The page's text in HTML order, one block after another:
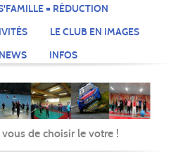
= RÉDUCTION
LE CLUB EN IMAGES
INFOS
vous de choisir le votre !